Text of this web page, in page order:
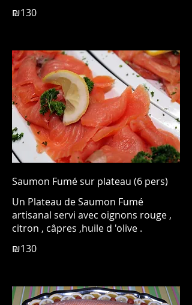
₪130
Saumon Fumé sur plateau (6 pers)
Un Plateau de Saumon Fumé
artisanal servi avec oignons rouge ,
citron , câpres ,huile d 'olive .
₪130